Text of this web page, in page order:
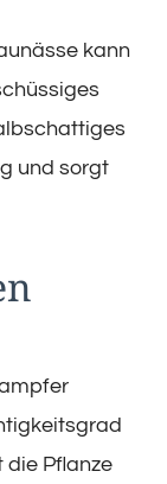
kann
und sorgt
Pflanze